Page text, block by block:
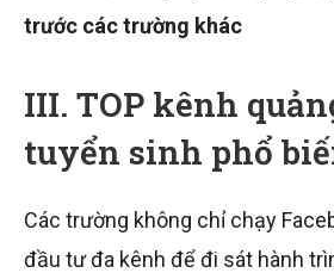
trước các trường khác
III. TOP kênh
tuyển sinh phổ
Các trường không chỉ chạy
đầu tư đa kênh để đi sát hành